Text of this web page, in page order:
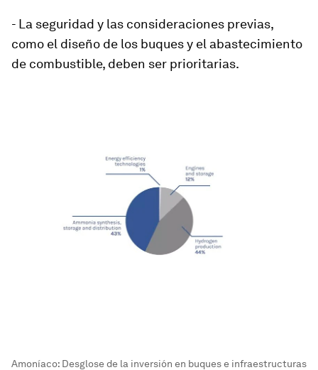
- La seguridad y las consideraciones previas,
como el diseño de los buques y el abastecimiento
de combustible, deben ser prioritarias.
Amoníaco: Desglose de la inversión en buques e infraestructuras